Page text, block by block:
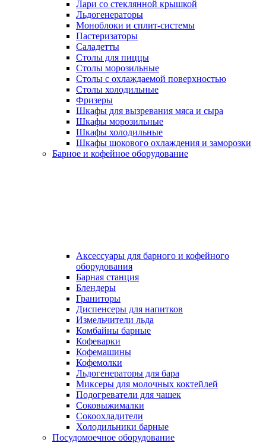
Лари со стеклянной крышкой
Льдогенераторы
Моноблоки и сплит-системы
Пастеризаторы
Саладетты
Столы для пиццы
Столы морозильные
Столы с охлаждаемой поверхностью
Столы холодильные
Фризеры
Шкафы для вызревания мяса и сыра
Шкафы морозильные
Шкафы холодильные
Шкафы шокового охлаждения и заморозки
Барное и кофейное оборудование
Аксессуары для барного и кофейного
оборудования
Барная станция
Блендеры
Граниторы
Диспенсеры для напитков
Измельчители льда
Комбайны барные
Кофеварки
Кофемашины
Кофемолки
Льдогенераторы для бара
Миксеры для молочных коктейлей
Подогреватели для чашек
Соковыжималки
Сокоохладители
Холодильники барные
Посудомоечное оборудование